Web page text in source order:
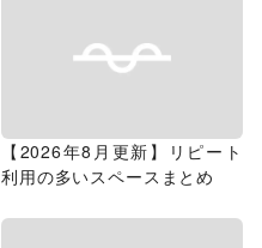
【2026年8月更新】リピート
利用の多いスペースまとめ